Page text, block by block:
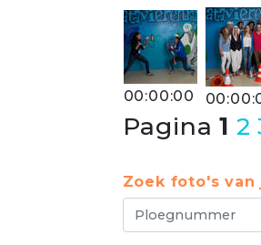
00:00:00
Pagina1 2
Zoek foto's van